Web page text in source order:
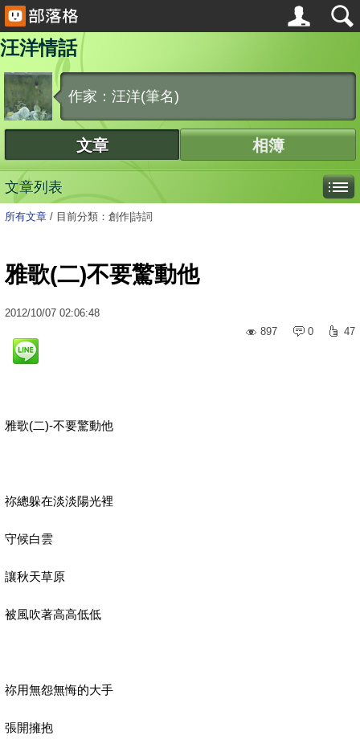
汪洋情話
作家：汪洋(筆名)
文章 相簿
文章列表
所有文章 / 目前分類：創作|詩詞
雅歌(二)不要驚動他
2012/10/07 02:06:48
897
0 47
雅歌(二)-不要驚動他
祢總躲在淡淡陽光裡
守候白雲
讓秋天草原
被風吹著高高低低
祢用無怨無悔的大手
張開擁抱